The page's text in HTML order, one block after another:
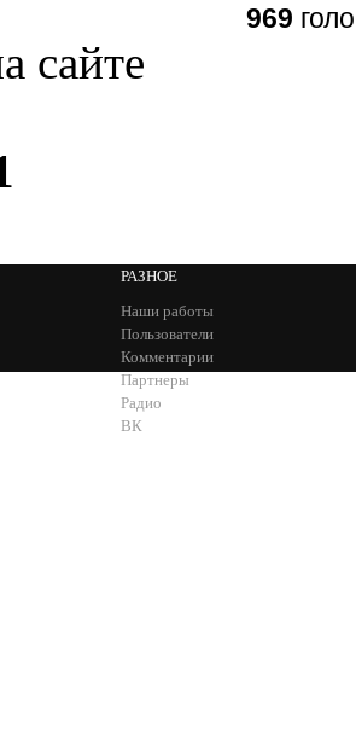
969
сайте
РАЗНОЕ
Наши работы
Пользователи
Комментарии
Партнеры
Радио
ВК